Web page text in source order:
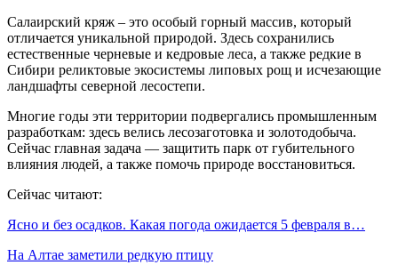
Салаирский кряж – это особый горный массив, который
отличается уникальной природой. Здесь сохранились
естественные черневые и кедровые леса, а также редкие в
Сибири реликтовые экосистемы липовых рощ и исчезающие
ландшафты северной лесостепи.
Многие годы эти территории подвергались промышленным
разработкам: здесь велись лесозаготовка и золотодобыча.
Сейчас главная задача ― защитить парк от губительного
влияния людей, а также помочь природе восстановиться.
Сейчас читают:
Ясно и без осадков. Какая погода ожидается 5 февраля в…
На Алтае заметили редкую птицу